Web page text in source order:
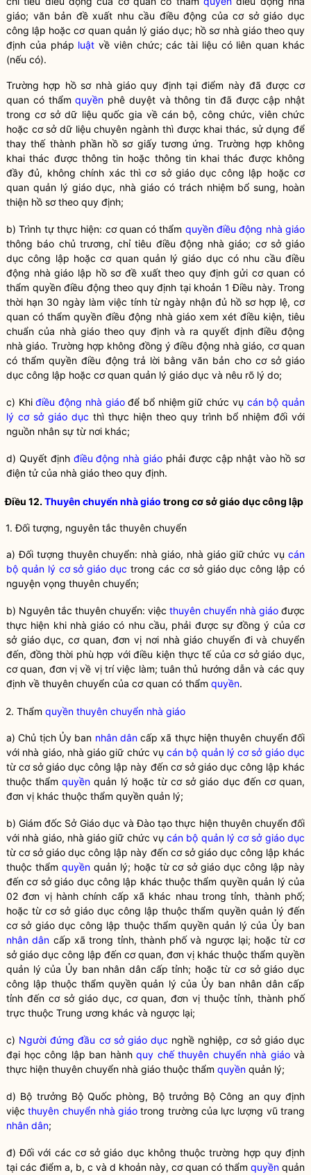
giáo; văn bản đề xuất nhu cầu điều động của cơ sở giáo dục
công lập hoặccơ quan quản lý giáo dục; hồ sơ nhà giáo theo quy
định của pháp luật về viên chức; các tài liệu có liên quan khác
(nếu có).
Trường hợp hồ sơ nhà giáo quy định tại điểm này đã được cơ
quan có thẩmquyền phê duyệt và thông tin đã được cập nhật
trong cơ sở dữ liệu quốc gia về cán bộ, công chức, viên chức
hoặc cơ sở dữ liệu chuyên ngành thì được khai thác, sử dụng để
thay thế thành phần hồ sơ giấy tương ứng. Trường hợp không
khai thác được thông tin hoặc thông tin khai thác được không
đầy đủ, không chính xác thì cơ sở giáo dục công lập hoặc cơ
quan quản lý giáo dục, nhà giáo có trách nhiệm bổ sung, hoàn
thiện hồ sơ theo quy định;
b) Trình tự thực hiện: cơ quan có thẩm quyền điều động nhà giáo
thông báo chủ trương, chỉ tiêu điều động nhà giáo; cơ sở giáo
dục công lập hoặccơ quan quản lý giáo dục có nhu cầuđiều
động nhà giáo lập hồ sơ đề xuất theo quy định gửi cơ quan có
thẩm quyềnđiều động theo quy định tại khoản 1 Điều này. Trong
thời hạn 30 ngày làm việc tính từ ngày nhận đủ hồ sơ hợp lệ, cơ
quan có thẩmquyền điều động nhà giáoxem xét điều kiện, tiêu
chuẩn của nhà giáo theo quy định và ra quyết định điều động
nhà giáo. Trường hợp không đồng ýđiều động nhà giáo, cơ quan
có thẩmquyền điều động trả lời bằng văn bản cho cơ sở giáo
dục công lập hoặc cơ quan quản lý giáo dục và nêu rõ lý do;
c) Khiđiều động nhà giáođể bổ nhiệm giữ chức vụ cán bộ quản
lý cơ sở giáo dục thì thực hiện theo quy trình bổ nhiệm đối với
nguồn nhân sự từ nơi khác;
d) Quyết định điều động nhà giáo phải được cập nhật vào hồ sơ
điện tử của nhà giáo theo quy định.
Điều 12.Thuyên chuyển nhà giáo trong cơ sở giáo dục công lập
1. Đối tượng, nguyên tắc thuyên chuyển
a) Đối tượng thuyên chuyển: nhà giáo, nhà giáo giữ chức vụ cán
bộ quản lý cơ sở giáo dục trong các cơ sở giáo dục công lập có
nguyện vọng thuyên chuyển;
b) Nguyên tắc thuyên chuyển: việc thuyên chuyển nhà giáo được
thực hiện khi nhà giáo có nhu cầu, phải được sự đồng ý của cơ
sở giáo dục, cơ quan, đơn vị nơi nhà giáo chuyển đi và chuyển
đến, đồng thời phù hợp với điều kiện thực tế của cơ sở giáo dục,
cơ quan, đơn vị về vị trí việc làm; tuân thủ hướng dẫn và các quy
định về thuyên chuyển của cơ quan có thẩm quyền.
2. Thẩm quyền thuyên chuyển nhà giáo
a) Chủ tịch Ủy ban nhân dâncấp xã thực hiện thuyên chuyển đối
với nhà giáo, nhà giáo giữ chức vụcán bộ quản lý cơ sở giáo dục
từ cơ sở giáo dục công lập này đến cơ sở giáo dục công lập khác
thuộc thẩmquyền quản lý hoặc từ cơ sở giáo dục đến cơ quan,
đơn vị khác thuộc thẩm quyền quản lý;
b) Giám đốc Sở Giáo dục và Đào tạo thực hiện thuyên chuyển đối
với nhà giáo, nhà giáo giữ chức vụcán bộ quản lý cơ sở giáo dục
từ cơ sở giáo dục công lập này đến cơ sở giáo dục công lập khác
thuộc thẩm quyềnquản lý; hoặc từ cơ sở giáo dục công lập này
đến cơ sở giáo dục công lập khác thuộc thẩm quyềnquản lý của
02 đơn vị hành chính cấp xã khác nhau trong tỉnh, thành phố;
hoặc từ cơ sở giáo dục công lập thuộc thẩm quyềnquản lý đến
cơ sở giáo dục công lập thuộc thẩm quyềnquản lý của Ủy ban
nhân dân cấp xã trong tỉnh, thành phố và ngược lại; hoặc từ cơ
sở giáo dục công lập đến cơ quan, đơn vị khác thuộc thẩm quyền
quản lý của Ủy ban nhân dâncấp tỉnh; hoặc từ cơ sở giáo dục
công lập thuộc thẩmquyền quản lý của Ủy ban nhân dâncấp
tỉnh đến cơ sở giáo dục, cơ quan, đơn vị thuộc tỉnh, thành phố
trực thuộc Trung ương khác và ngược lại;
c) Người đứng đầu cơ sở giáo dục nghề nghiệp, cơ sở giáo dục
đại học công lập ban hành quy chế thuyên chuyển nhà giáovà
thực hiện thuyên chuyển nhà giáo thuộc thẩm quyền quản lý;
d) Bộ trưởng Bộ Quốc phòng, Bộ trưởng Bộ Công an quy định
việcthuyên chuyển nhà giáo trong trường của lực lượng vũ trang
nhân dân;
đ) Đối với các cơ sở giáo dục không thuộc trường hợp quy định
tại các điểm a, b, c và d khoản này, cơ quan có thẩm quyền quản